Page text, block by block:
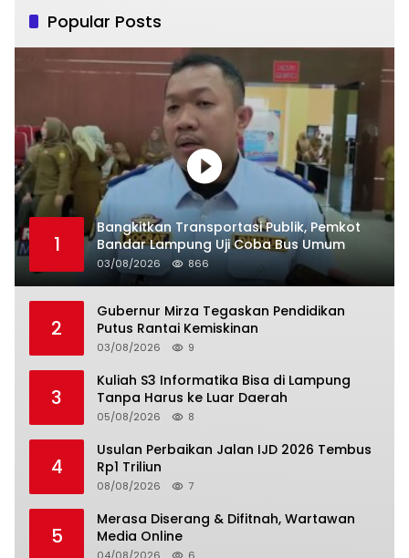
Popular Posts
1
Bangkitkan Transportasi Publik, Pemkot
Bandar Lampung Uji Coba Bus Umum
03/08/2026 866
2
Gubernur Mirza Tegaskan Pendidikan
Putus Rantai Kemiskinan
03/08/2026 9
3
Kuliah S3 Informatika Bisa di Lampung
Tanpa Harus ke Luar Daerah
05/08/2026 8
4
Usulan Perbaikan Jalan IJD 2026 Tembus
Rp1 Triliun
08/08/2026 7
5
Merasa Diserang & Difitnah, Wartawan
Media Online
04/08/2026 6